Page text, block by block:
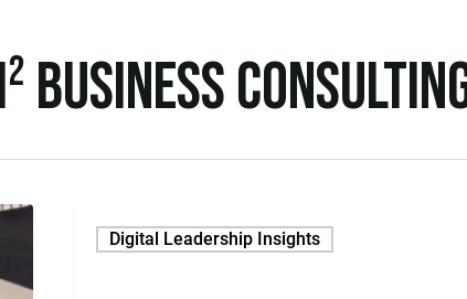
Business
Digital Leadership Insights